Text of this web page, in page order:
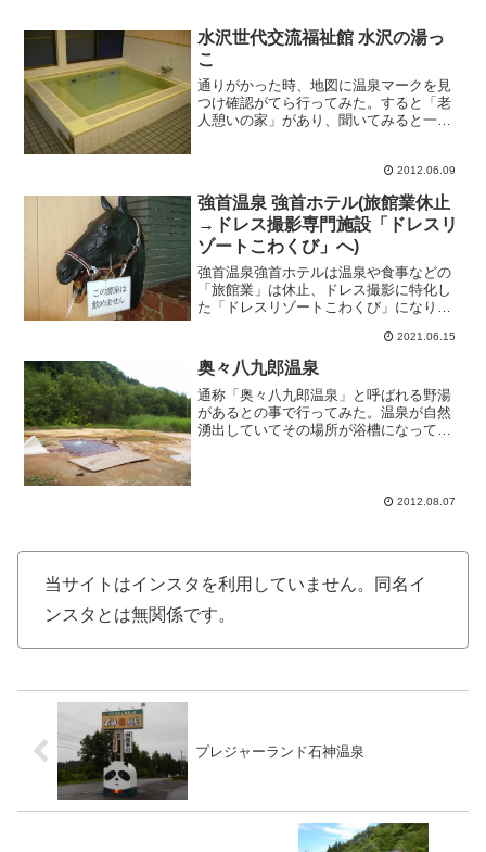
水沢世代交流福祉館 水沢の湯っ
こ
通りがかった時、地図に温泉マークを見
つけ確認がてら行ってみた。すると「老
人憩いの家」があり、聞いてみると一般
共同浴場のような存在なのか、近隣の
方々が利用されている状況で...
2012.06.09
強首温泉 強首ホテル(旅館業休止
→ドレス撮影専門施設「ドレスリ
ゾートこわくび」へ)
強首温泉強首ホテルは温泉や食事などの
「旅館業」は休止、ドレス撮影に特化し
た「ドレスリゾートこわくび」になりま
大きな建物が目立つ強首温泉ホテルで
す。敷地内には宿の建物以外にも、屋内
ゲートボール場多数、また屋...
2021.06.15
奥々八九郎温泉
通称「奥々八九郎温泉」と呼ばれる野湯
があるとの事で行ってみた。温泉が自然
湧出していてその場所が浴槽になってい
2012.08.07
当サイトはインスタを利用していません。同名イ
ンスタとは無関係です。
プレジャーランド石神温泉